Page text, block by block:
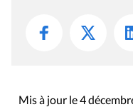
Mis à jour le 4